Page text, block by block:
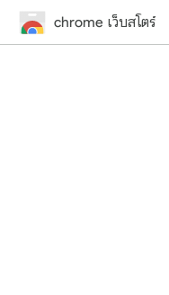
chrome เว็บสโตร์